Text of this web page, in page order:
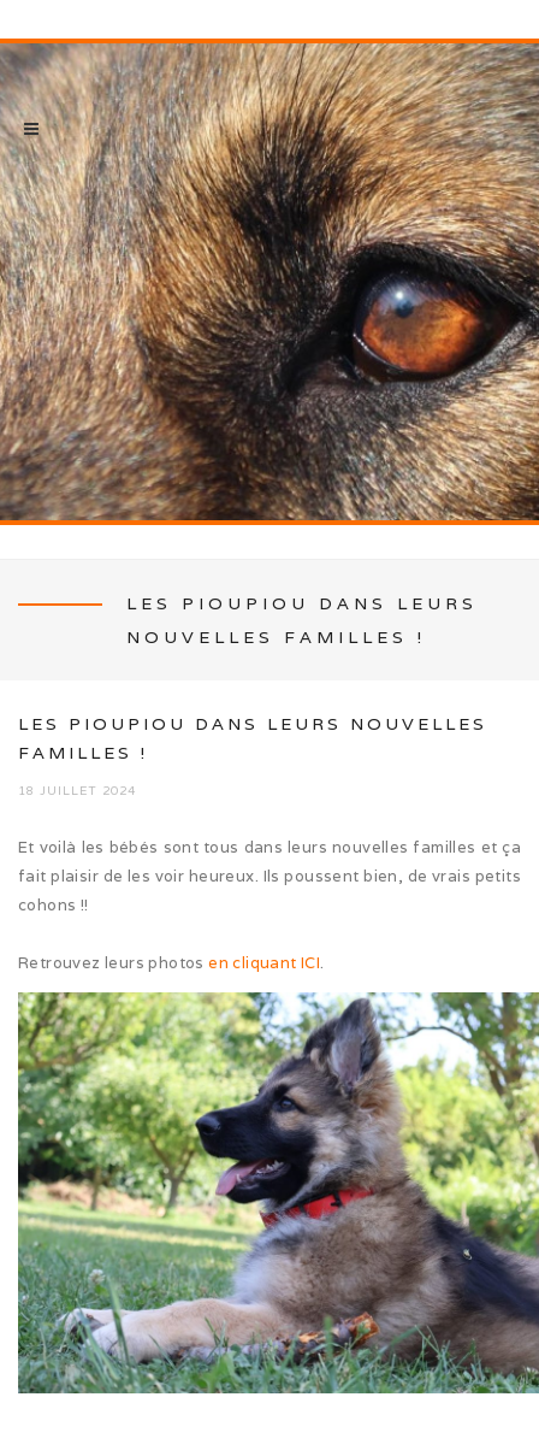
Mon histoire
Photos de famille
Journée Tolling (08/26)
Balade en famille (05/26)
Cruft (03/26)
Après-midi à la neige (02/26)
Expo Münsingen (01/26)
Expo Olten (12/25)
Retrouvailles AS (10/25)
Rencontre Nova (09/25)
LES PIOUPIOU DANS LEURS
NOUVELLES FAMILLES !
LES PIOUPIOU DANS LEURS NOUVELLES
FAMILLES !
18 JUILLET 2024
Et voilà les bébés sont tous dans leurs nouvelles familles et ça
fait plaisir de les voir heureux. Ils poussent bien, de vrais petits
cohons !!
Retrouvez leurs photosen cliquant ICI.